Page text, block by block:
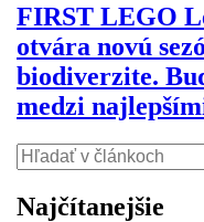
FIRST LEGO
otvára novú
biodiverzite.
medzi
Najčítanejšie